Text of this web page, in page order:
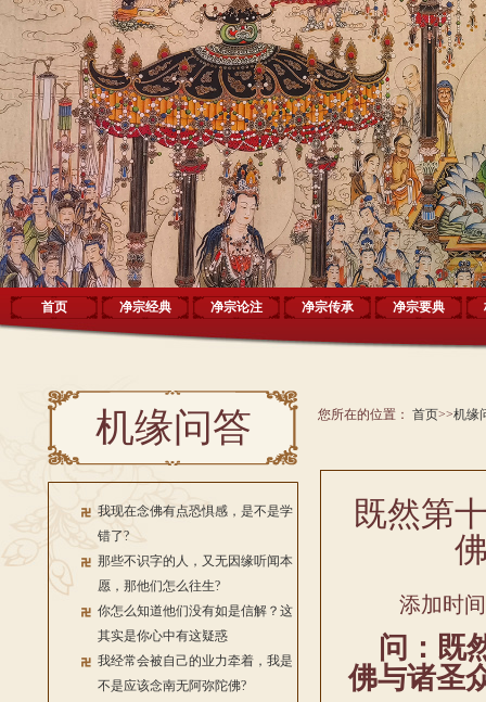
首页 净宗经典 净宗论注 净宗传承 净宗要典
机缘问答
我现在念佛有点恐惧感，是不是学
错了?
那些不识字的人，又无因缘听闻本
愿，那他们怎么往生?
你怎么知道他们没有如是信解？这
其实是你心中有这疑惑
我经常会被自己的业力牵着，我是
不是应该念南无阿弥陀佛?
您所在的位置： 首页>>机缘
既然第
添加时
问：既
佛与诸圣